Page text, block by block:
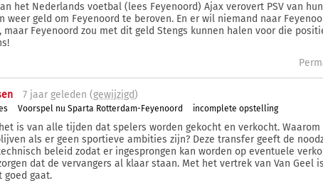
het Nederlands voetbal (lees Feyenoord) Ajax verovert PSV van hun
weer geld om Feyenoord te beroven. En er wil niemand naar
maar Feyenoord zou met dit geld Stengs kunnen halen voor die
7 jaar geleden (gewijzigd)
Voorspel nu Sparta Rotterdam-Feyenoord incomplete opstelling
is van alle tijden dat spelers worden gekocht en verkocht. Waarom
als er geen sportieve ambities zijn? Deze transfer geeft de
beleid zodat er ingesprongen kan worden op eventuele
dat de vervangers al klaar staan. Met het vertrek van Van Geel
goed gaat.